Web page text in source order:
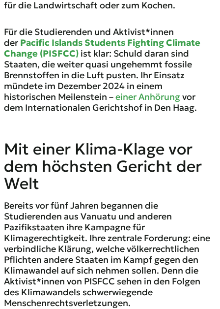
für die Landwirtschaft oder zum Kochen.
Für die Studierenden und Aktivist*innen
der Pacific Islands Students Fighting Climate
Change (PISFCC) ist klar: Schuld daran sind
Staaten, die weiter quasi ungehemmt fossile
Brennstoffen in die Luft pusten. Ihr Einsatz
mündete im Dezember 2024 in einem
historischen Meilenstein –einer Anhörungvor
dem Internationalen Gerichtshof in Den Haag.
Mit einer Klima-Klage vor
dem höchsten Gericht der
Welt
Bereits vor fünf Jahren begannen die
Studierenden aus Vanuatu und anderen
Pazifikstaaten ihre Kampagne für
Klimagerechtigkeit. Ihre zentrale Forderung: eine
verbindliche Klärung, welche völkerrechtlichen
Pflichten andere Staaten im Kampf gegen den
Klimawandel auf sich nehmen sollen. Denn die
Aktivist*innen von PISFCC sehen in den Folgen
des Klimawandels schwerwiegende
Menschenrechtsverletzungen.